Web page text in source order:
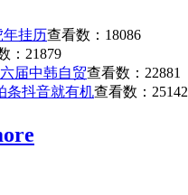
年挂历查看数：18086
：21879
届中韩自贸查看数：22881
条抖音就有机查看数：25142